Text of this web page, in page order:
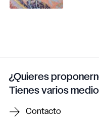
¿Quieres
Tienes varios
Contacto